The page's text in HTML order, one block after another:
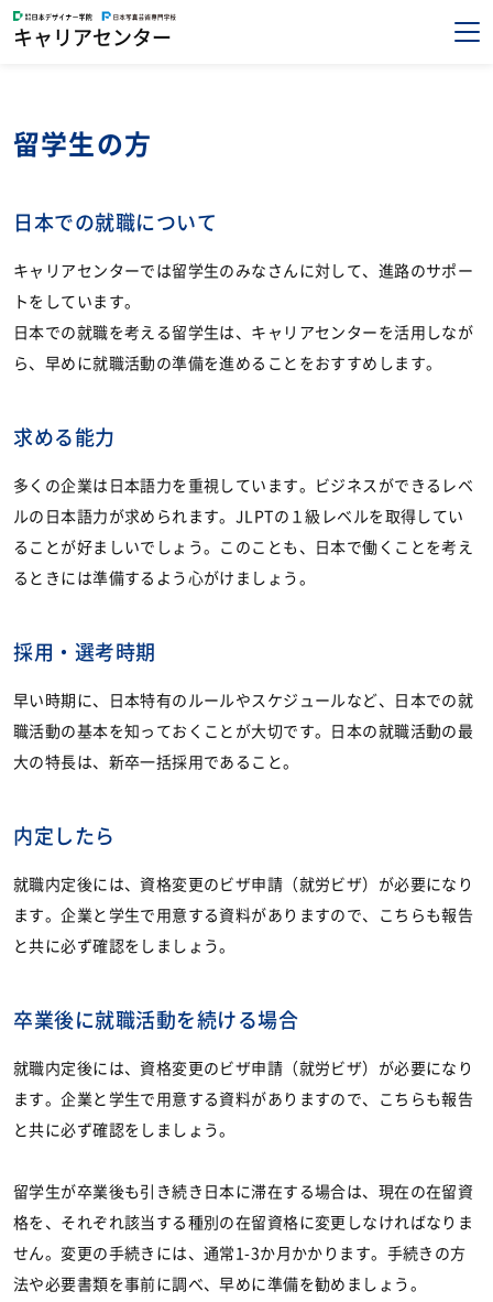
キャリアセンター
留学生の方
日本での就職について
キャリアセンターでは留学生のみなさんに対して、進路のサポー
トをしています。
日本での就職を考える留学生は、キャリアセンターを活用しなが
ら、早めに就職活動の準備を進めることをおすすめします。
求める能力
多くの企業は日本語力を重視しています。ビジネスができるレベ
ルの日本語力が求められます。JLPTの１級レベルを取得してい
ることが好ましいでしょう。このことも、日本で働くことを考え
るときには準備するよう心がけましょう。
採用・選考時期
早い時期に、日本特有のルールやスケジュールなど、日本での就
職活動の基本を知っておくことが大切です。日本の就職活動の最
大の特長は、新卒一括採用であること。
内定したら
就職内定後には、資格変更のビザ申請（就労ビザ）が必要になり
ます。企業と学生で用意する資料がありますので、こちらも報告
と共に必ず確認をしましょう。
卒業後に就職活動を続ける場合
就職内定後には、資格変更のビザ申請（就労ビザ）が必要になり
ます。企業と学生で用意する資料がありますので、こちらも報告
と共に必ず確認をしましょう。
留学生が卒業後も引き続き日本に滞在する場合は、現在の在留資
格を、それぞれ該当する種別の在留資格に変更しなければなりま
せん。変更の手続きには、通常1-3か月かかります。手続きの方
法や必要書類を事前に調べ、早めに準備を勧めましょう。